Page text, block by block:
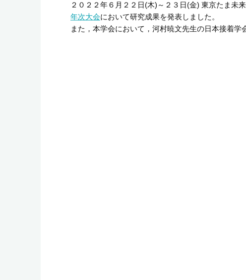
２０２２年６月２２日(木)～２３日(金) 東京たま未
年次大会において研究成果を発表しました。
また，本学会において，河村暁文先生の日本接着学